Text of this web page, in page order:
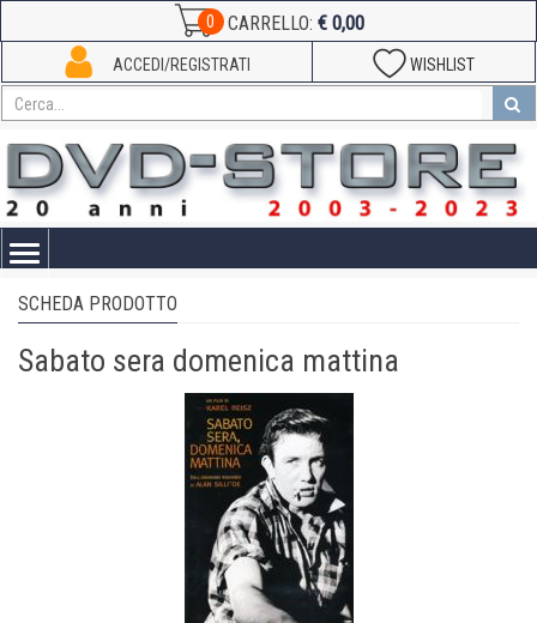
0 CARRELLO: € 0,00
WISHLIST
ACCEDI/REGISTRATI
Toggle
SCHEDA PRODOTTO
Sabato sera domenica mattina